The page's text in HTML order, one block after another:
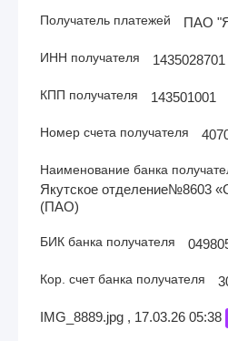
Получатель платежей ПАО
ИНН получателя 1435028701
КПП получателя 143501001
Номер счета получателя
Наименование банка
Якутское отделение№8603
(ПАО)
БИК банка получателя
Кор. счет банка получателя
IMG_8889.jpg , 17.03.26 05:38